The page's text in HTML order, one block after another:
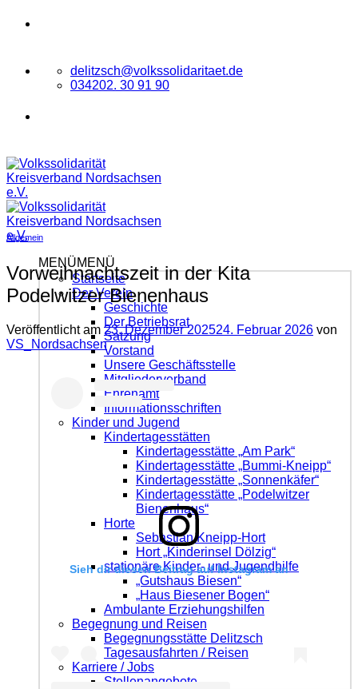
delitzsch@volkssolidaritaet.de
034202. 30 91 90
MENÜMENÜ
Startseite
Der Verein
Geschichte
Der Betriebsrat
Satzung
Vorstand
Unsere Geschäftsstelle
Mitgliederverband
Ehrenamt
Informationsschriften
Kinder und Jugend
Kindertagesstätten
Kindertagesstätte „Am Park“
Kindertagesstätte „Bummi-Kneipp“
Kindertagesstätte „Sonnenkäfer“
Kindertagesstätte „Podelwitzer
Bienenhaus“
Horte
Sebastian Kneipp-Hort
Hort „Kinderinsel Dölzig“
stationäre Kinder- und Jugendhilfe
„Gutshaus Biesen“
„Haus Biesener Bogen“
Ambulante Erziehungshilfen
Begegnung und Reisen
Begegnungsstätte Delitzsch
Tagesausfahrten / Reisen
Karriere / Jobs
Stellenangebote
Allgemein
Vorweihnachtszeit in der Kita
Podelwitzer Bienenhaus
Veröffentlicht am 23. Dezember 202524. Februar 2026 von
VS_Nordsachsen
Sieh dir diesen Beitrag auf Instagram an